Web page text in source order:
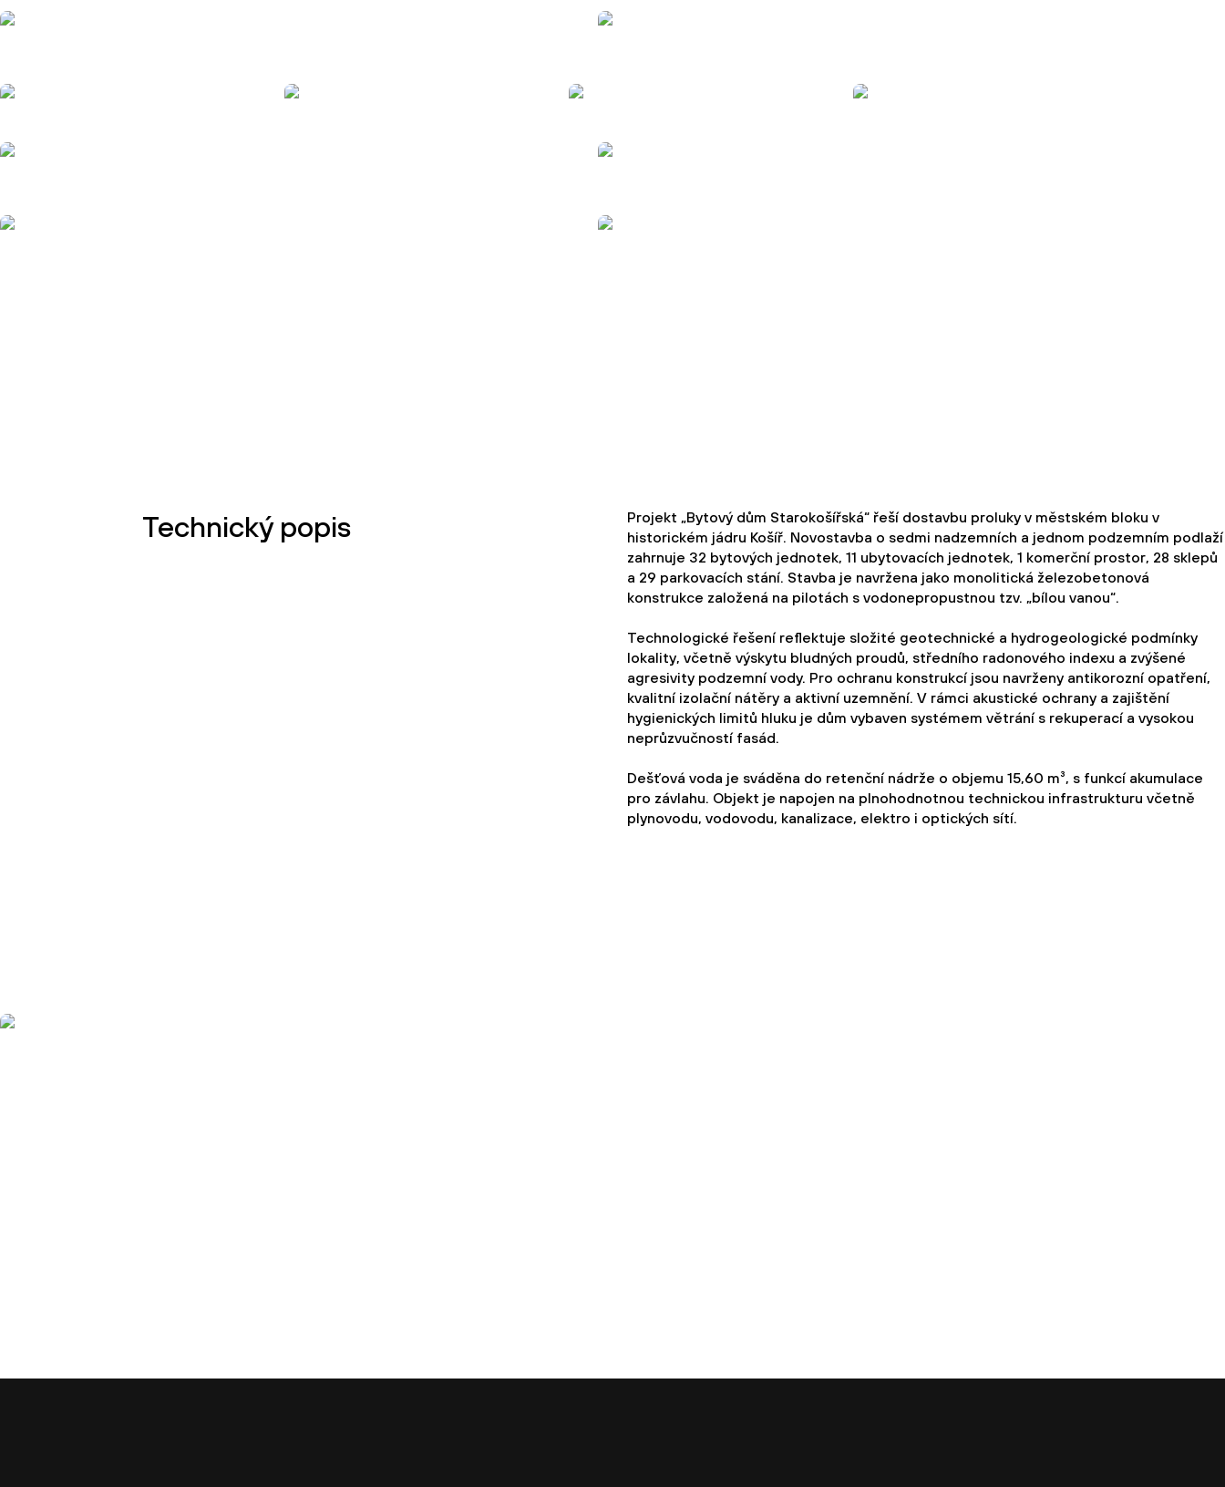
Technický popis
Projekt „Bytový dům Starokošířská“ řeší dostavbu proluky v městském bloku v
historickém jádru Košíř. Novostavba o sedmi nadzemních a jednom podzemním podlaží
zahrnuje 32 bytových jednotek, 11 ubytovacích jednotek, 1 komerční prostor, 28 sklepů
a 29 parkovacích stání. Stavba je navržena jako monolitická železobetonová
konstrukce založená na pilotách s vodonepropustnou tzv. „bílou vanou“.
Technologické řešení reflektuje složité geotechnické a hydrogeologické podmínky
lokality, včetně výskytu bludných proudů, středního radonového indexu a zvýšené
agresivity podzemní vody. Pro ochranu konstrukcí jsou navrženy antikorozní opatření,
kvalitní izolační nátěry a aktivní uzemnění. V rámci akustické ochrany a zajištění
hygienických limitů hluku je dům vybaven systémem větrání s rekuperací a vysokou
neprůzvučností fasád.
Dešťová voda je sváděna do retenční nádrže o objemu 15,60 m³, s funkcí akumulace
pro závlahu. Objekt je napojen na plnohodnotnou technickou infrastrukturu včetně
plynovodu, vodovodu, kanalizace, elektro i optických sítí.